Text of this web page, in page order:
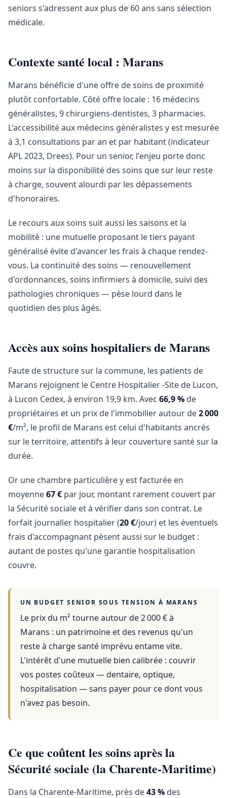
seniors s'adressent aux plus de 60 ans sans sélection
médicale.
Contexte santé local : Marans
Marans bénéficie d'une offre de soins de proximité
plutôt confortable. Côté offre locale : 16 médecins
généralistes, 9 chirurgiens-dentistes, 3 pharmacies.
L'accessibilité aux médecins généralistes y est mesurée
à 3,1 consultations par an et par habitant (indicateur
APL 2023, Drees). Pour un senior, l'enjeu porte donc
moins sur la disponibilité des soins que sur leur reste
à charge, souvent alourdi par les dépassements
d'honoraires.
Le recours aux soins suit aussi les saisons et la
mobilité : une mutuelle proposant le tiers payant
généralisé évite d'avancer les frais à chaque rendez-
vous. La continuité des soins — renouvellement
d'ordonnances, soins infirmiers à domicile, suivi des
pathologies chroniques — pèse lourd dans le
quotidien des plus âgés.
Accès aux soins hospitaliers de Marans
Faute de structure sur la commune, les patients de
Marans rejoignent le Centre Hospitalier -Site de Lucon,
à Lucon Cedex, à environ 19,9 km. Avec 66,9 % de
propriétaires et un prix de l'immobilier autour de2 000
€/m², le profil de Marans est celui d'habitants ancrés
sur le territoire, attentifs à leur couverture santé sur la
durée.
Or une chambre particulière y est facturée en
moyenne67 € par jour, montant rarement couvert par
la Sécurité sociale et à vérifier dans son contrat. Le
forfait journalier hospitalier (20 €/jour) et les éventuels
frais d'accompagnant pèsent aussi sur le budget :
autant de postes qu'une garantie hospitalisation
couvre.
UN BUDGET SENIOR SOUS TENSION À MARANS
Le prix du m² tourne autour de 2 000 €à
Marans : un patrimoine et des revenus qu'un
reste à charge santé imprévu entame vite.
L'intérêt d'une mutuelle bien calibrée : couvrir
vos postes coûteux — dentaire, optique,
hospitalisation — sans payer pour ce dont vous
n'avez pas besoin.
Ce que coûtent les soins après la
Sécurité sociale (la Charente-Maritime)
Dans la Charente-Maritime, près de43 % des